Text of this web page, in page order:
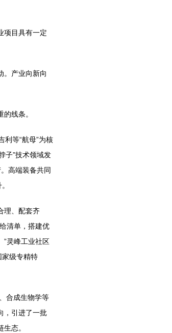
目具有一定
产业向新向
线条。
等“航母”为核
子”技术领域发
高端装备共同
理、配套齐
清单，搭建优
”灵峰工业社区
家级专精特
合成生物学等
，引进了一批
态。